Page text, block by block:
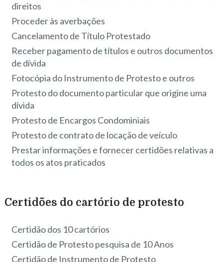
direitos
Proceder às averbações
Cancelamento de Título Protestado
Receber pagamento de títulos e outros documentos
de dívida
Fotocópia do Instrumento de Protesto e outros
Protesto do documento particular que origine uma
dívida
Protesto de Encargos Condominiais
Protesto de contrato de locação de veículo
Prestar informações e fornecer certidões relativas a
todos os atos praticados
Certidões do cartório de protesto
Certidão dos 10 cartórios
Certidão de Protesto pesquisa de 10 Anos
Certidão de Instrumento de Protesto